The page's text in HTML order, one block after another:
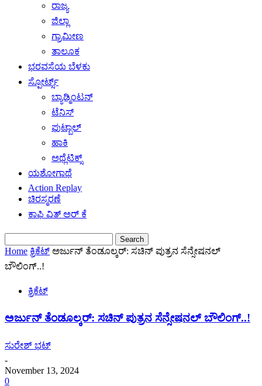
ರಾಜ್ಯ
ಜಿಲ್ಲಾ
ಗ್ರಾಮೀಣ
ತಾಲೂಕ
ಭರವಸೆಯ ಬೆಳಕು
ಸ್ಪೋರ್ಟ್ಸ್
ಬ್ಯಾಡ್ಮಿಂಟನ್
ಟೆನಿಸ್
ಫುಟ್ಬಾಲ್
ಹಾಕಿ
ಅಥ್ಲೆಟಿಕ್ಸ್
ಯಶೋಗಾಥೆ
Action Replay
ಚಿರಸ್ಮರಣೆ
ಕಾಫಿ ವಿತ್ ಅರ್ ಕೆ
Home ಕ್ರಿಕೆಟ್ ಅರ್ಜುನ್ ತೆಂಡೂಲ್ಕರ್: ಸಚಿನ್ ಪುತ್ರನ ಸೆನ್ಸೇಷನಲ್
ಬೌಲಿಂಗ್..!
ಕ್ರಿಕೆಟ್
ಅರ್ಜುನ್ ತೆಂಡೂಲ್ಕರ್: ಸಚಿನ್ ಪುತ್ರನ ಸೆನ್ಸೇಷನಲ್ ಬೌಲಿಂಗ್..!
ಸುರೇಶ್ ಭಟ್
-
November 13, 2024
0